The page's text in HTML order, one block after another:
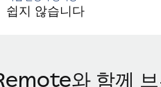
쉽지 않습니다
와 함께 브